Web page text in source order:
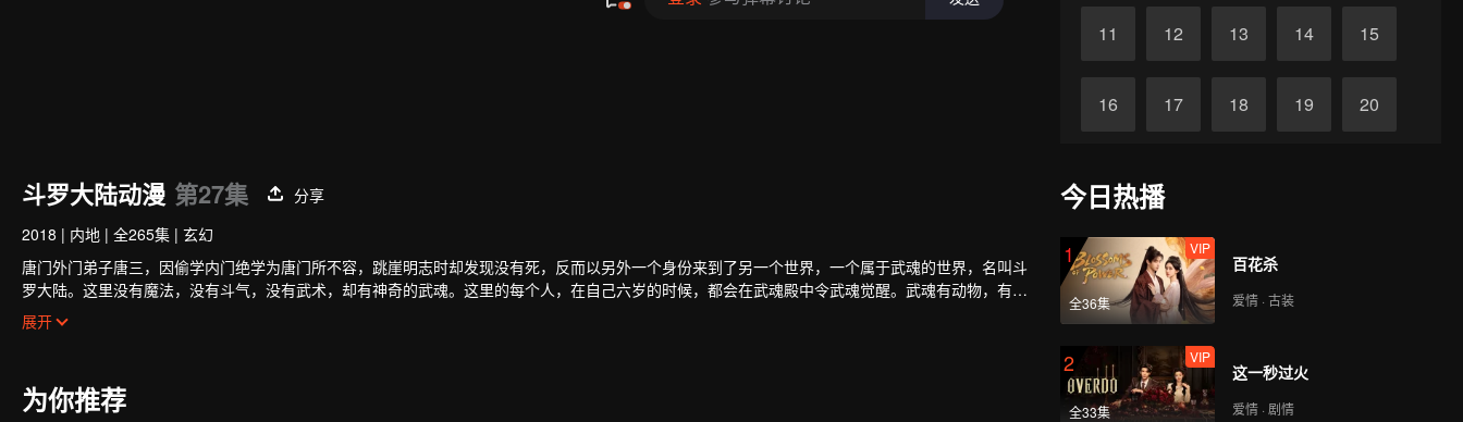
11 12 13 14 15
16 17 18 19 20
26 27
斗罗大陆动漫 第27集
分享
2018 | 内地 | 全265集 | 玄幻
唐门外门弟子唐三，因偷学内门绝学为唐门所不容，跳崖明志时却发现没有死，反而以另外一个身份来到了另一个世界，一个属于武魂的世界，名叫斗
罗大陆。这里没有魔法，没有斗气，没有武术，却有神奇的武魂。这里的每个人，在自己六岁的时候，都会在武魂殿中令武魂觉醒。武魂有动物，有植
物，有器物，武魂可以辅助人们的日常生活。而其中一些特别出色的武魂却可以用来修炼并进行战斗，这个职业，是斗罗大陆上最为强大也是最荣耀的
职业“魂师”。
小小的唐三在圣魂村开始了他的魂师修炼之路，并萌生了振兴唐门的梦想。当唐门暗器来到斗罗大陆，当唐三武魂觉醒，他能否在这片武魂的世界再铸
唐门的辉煌？
展开
为你推荐
今日热播
1
全36集
VIP
百花杀
爱情 · 古装
2
全33集
VIP
这一秒过火
爱情 · 剧情